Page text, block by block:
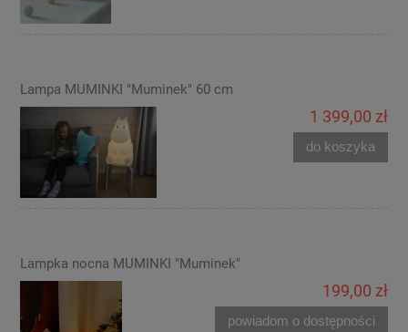
Lampa MUMINKI "Muminek" 60 cm
1 399,00 zł
do koszyka
Lampka nocna MUMINKI "Muminek"
199,00 zł
powiadom o dostępności